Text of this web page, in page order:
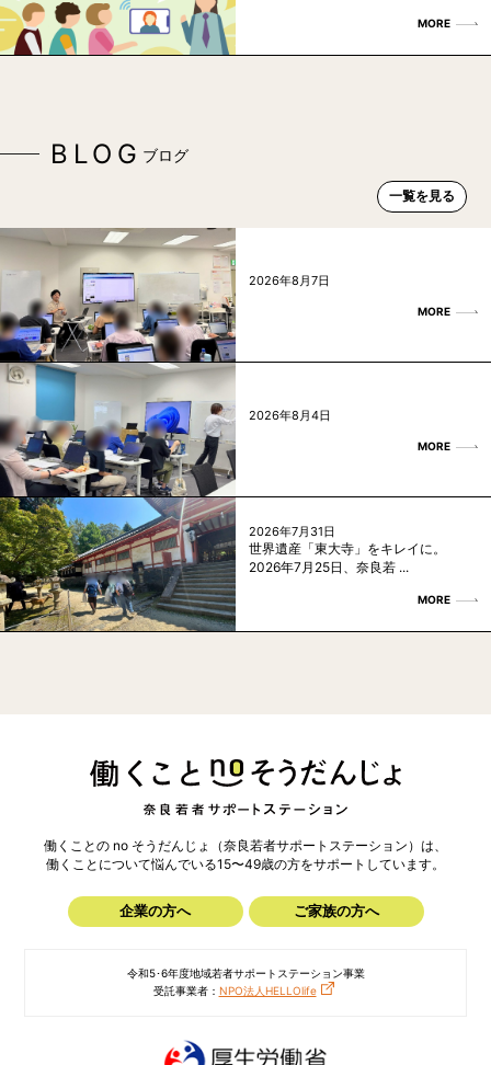
MORE
BLOG ブログ
一覧を見る
2026年8月7日
MORE
2026年8月4日
MORE
2026年7月31日
世界遺産「東大寺」をキレイに。
2026年7月25日、奈良若 ...
MORE
働くことの no そうだんじょ（奈良若者サポートステーション）は、
働くことについて悩んでいる15〜49歳の方をサポートしています。
企業の方へ ご家族の方へ
令和5･6年度地域若者サポートステーション事業
受託事業者： NPO法人HELLOlife